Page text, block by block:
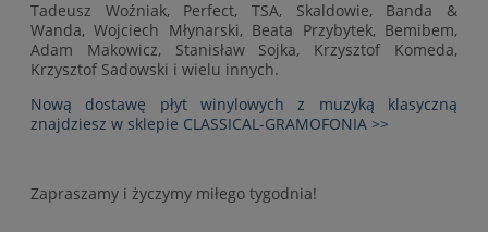
Tadeusz Woźniak, Perfect, TSA, Skaldowie, Banda &
Wanda, Wojciech Młynarski, Beata Przybytek, Bemibem,
Adam Makowicz, Stanisław Sojka, Krzysztof Komeda,
Krzysztof Sadowski i wielu innych.
Nową dostawę płyt winylowych z muzyką klasyczną
znajdziesz w sklepie CLASSICAL-GRAMOFONIA >>
Zapraszamy i życzymy miłego tygodnia!